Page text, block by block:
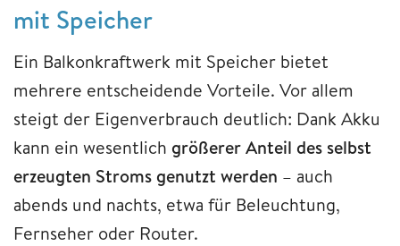
mit Speicher
Ein Balkonkraftwerk mit Speicher bietet
mehrere entscheidende Vorteile. Vor allem
steigt der Eigenverbrauch deutlich: Dank Akku
kann ein wesentlich größerer Anteil des selbst
erzeugten Stroms genutzt werden – auch
abends und nachts, etwa für Beleuchtung,
Fernseher oder Router.